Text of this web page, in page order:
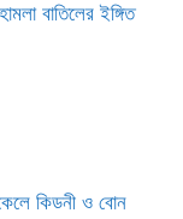
বাতিলের ইঙ্গিত
কিডনী ও বোন